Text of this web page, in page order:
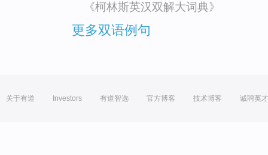
《柯林斯英汉双解大词典》
更多双语例句
关于有道 Investors 有道智选 官方博客 技术博客 诚聘英才